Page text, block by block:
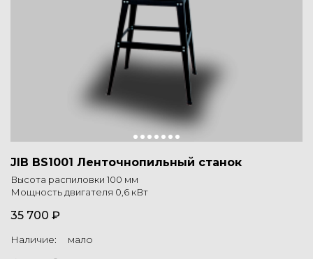
JIB BS1001 Ленточнопильный станок
Высота распиловки 100 мм
Мощность двигателя 0,6 кВт
35 700 ₽
Наличие: мало